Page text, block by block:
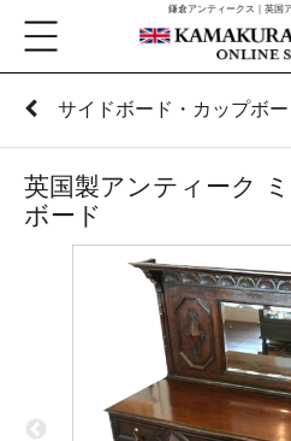
鎌倉アンティークス｜英国
サイドボード・カップボー
英国製アンティーク
ボード